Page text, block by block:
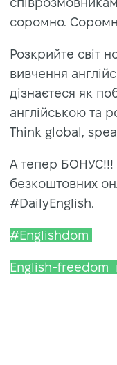
соромно.
Розкрийте світ
вивчення
дізнаєтеся як
англійською та
Think global,
А тепер БОНУС!!!
безкоштовних
#DailyEnglish.
#Englishdom
English-freedom